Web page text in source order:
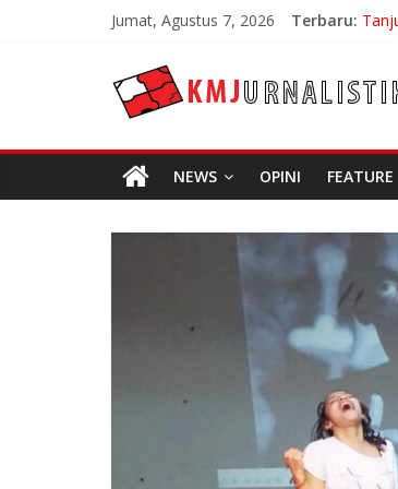
Jumat, Agustus 7, 2026 Terbaru:
NEWS OPINI FEATURE